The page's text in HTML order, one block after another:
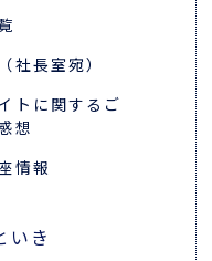
社長室宛）
トに関するご
想
情報
いき